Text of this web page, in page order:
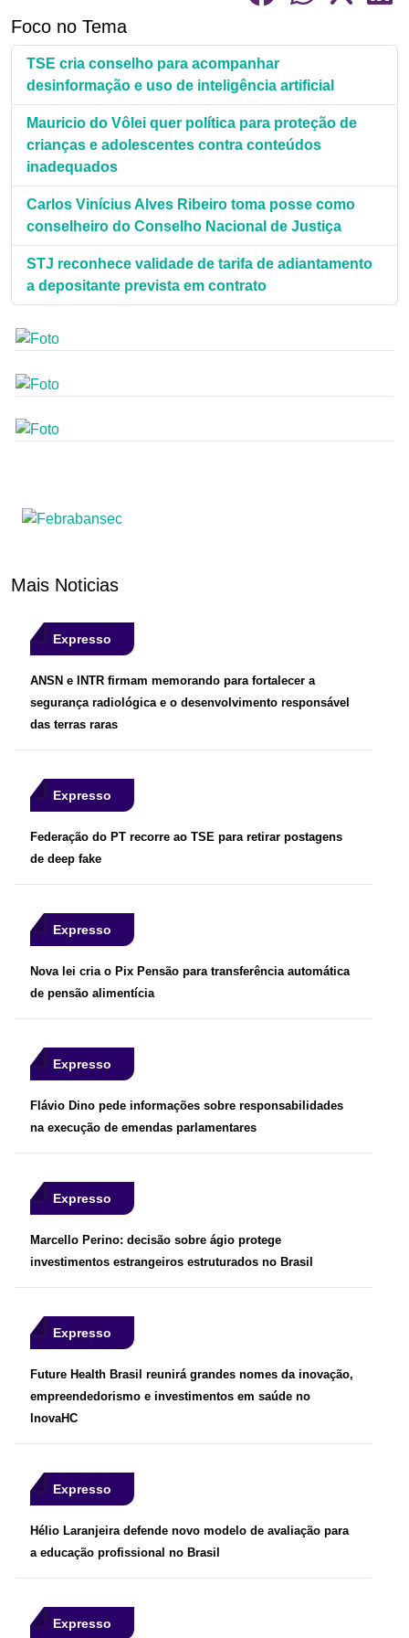
Foco no Tema
TSE cria conselho para acompanhar
desinformação e uso de inteligência artificial
Mauricio do Vôlei quer política para proteção de
crianças e adolescentes contra conteúdos
inadequados
Carlos Vinícius Alves Ribeiro toma posse como
conselheiro do Conselho Nacional de Justiça
STJ reconhece validade de tarifa de adiantamento
a depositante prevista em contrato
Mais Noticias
Expresso
ANSN e INTR firmam memorando para fortalecer a
segurança radiológica e o desenvolvimento responsável
das terras raras
Expresso
Federação do PT recorre ao TSE para retirar postagens
de deep fake
Expresso
Nova lei cria o Pix Pensão para transferência automática
de pensão alimentícia
Expresso
Flávio Dino pede informações sobre responsabilidades
na execução de emendas parlamentares
Expresso
Marcello Perino: decisão sobre ágio protege
investimentos estrangeiros estruturados no Brasil
Expresso
Future Health Brasil reunirá grandes nomes da inovação,
empreendedorismo e investimentos em saúde no
InovaHC
Expresso
Hélio Laranjeira defende novo modelo de avaliação para
a educação profissional no Brasil
Expresso